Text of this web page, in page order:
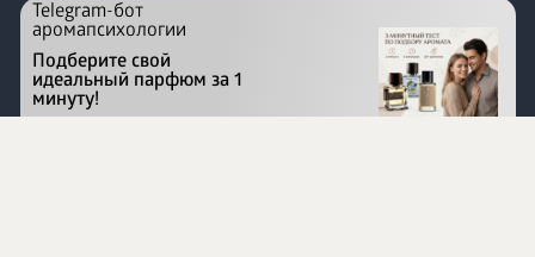
Перейти на сайт
Telegram-бот
аромапсихологии
Подберите свой
идеальный парфюм за 1
минуту!